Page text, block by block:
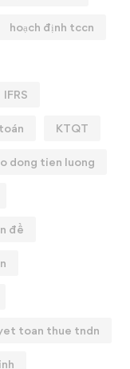
hoạch định tccn
IFRS
KTQT
dong tien luong
đề
toan thue tndn